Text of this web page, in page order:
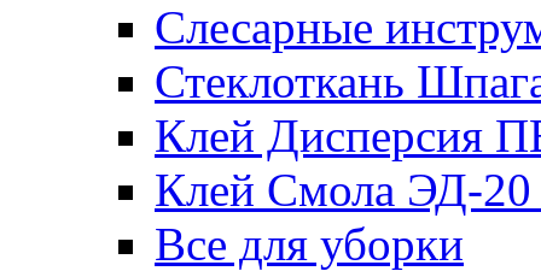
Слесарные
Стеклоткань
Клей Дисперсия
Клей Смола ЭД-20
Все для уборки